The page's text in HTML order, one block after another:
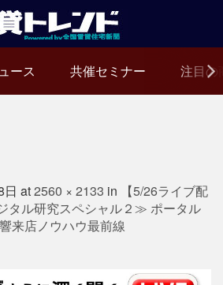
ース 共催セミナー 注目の
日 at2560 × 2133 in
【5/26ライブ配
タル研究スペシャル２≫ ポータル
来店ノウハウ最前線